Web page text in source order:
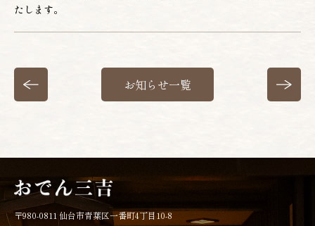
WEBからのご予約
たします。
お知らせ一覧
〒980-0811 仙台市青葉区一番町4丁目10-8